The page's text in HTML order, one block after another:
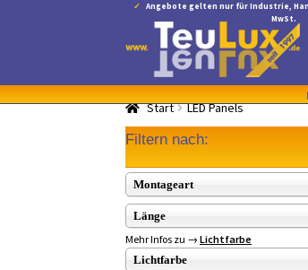
Angebote gelten nur für Industrie,
MwSt.
Navigation
springen
Inhalt
springen
Start LED Panels
Filtern nach:
Montageart
Länge
Mehr Infos zu →Lichtfarbe
Lichtfarbe